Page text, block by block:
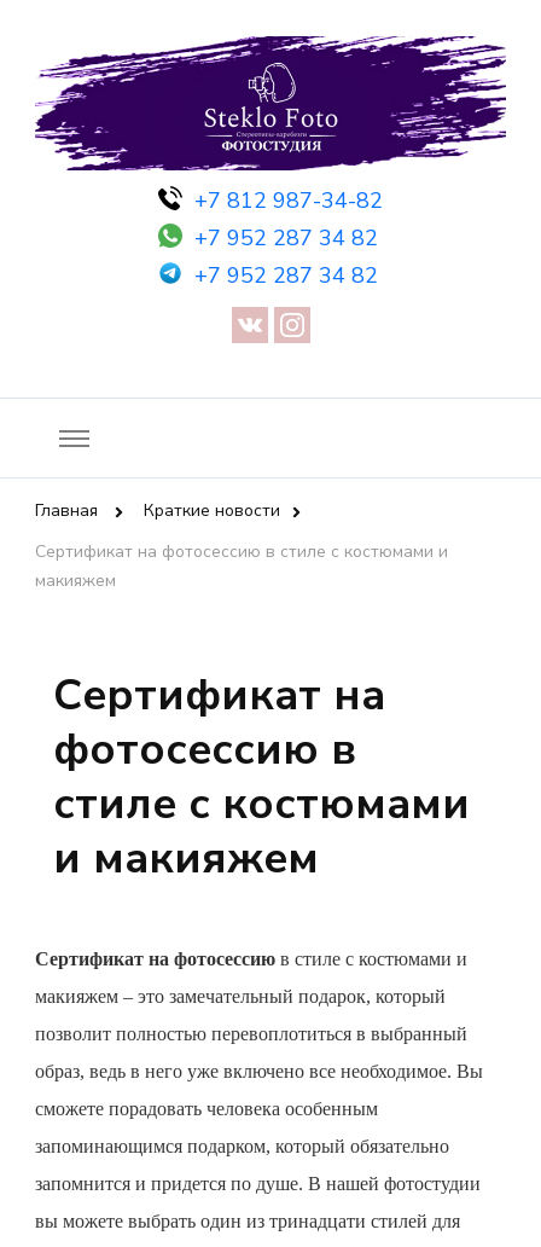
+7 812 987-34-82
+7 952 287 34 82
+7 952 287 34 82
Фотостудия SF
Фотосессия в студии СПб — Фотосессия в Санкт-Петербурге
— Предметная съемка — Невидимый манекен — Прозрачный
манекен — Сертификат на фотосессию
Главная
Краткие новости
Сертификат на фотосессию в стиле с костюмами и
макияжем
Сертификат на
фотосессию в
стиле с костюмами
и макияжем
Сертификат на фотосессию в стиле с костюмами и
макияжем – это замечательный подарок, который
позволит полностью перевоплотиться в выбранный
образ, ведь в него уже включено все необходимое. Вы
сможете порадовать человека особенным
запоминающимся подарком, который обязательно
запомнится и придется по душе. В нашей фотостудии
вы можете выбрать один из тринадцати стилей для